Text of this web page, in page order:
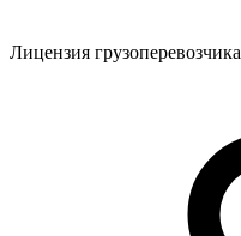
Лицензия грузоперевозчика